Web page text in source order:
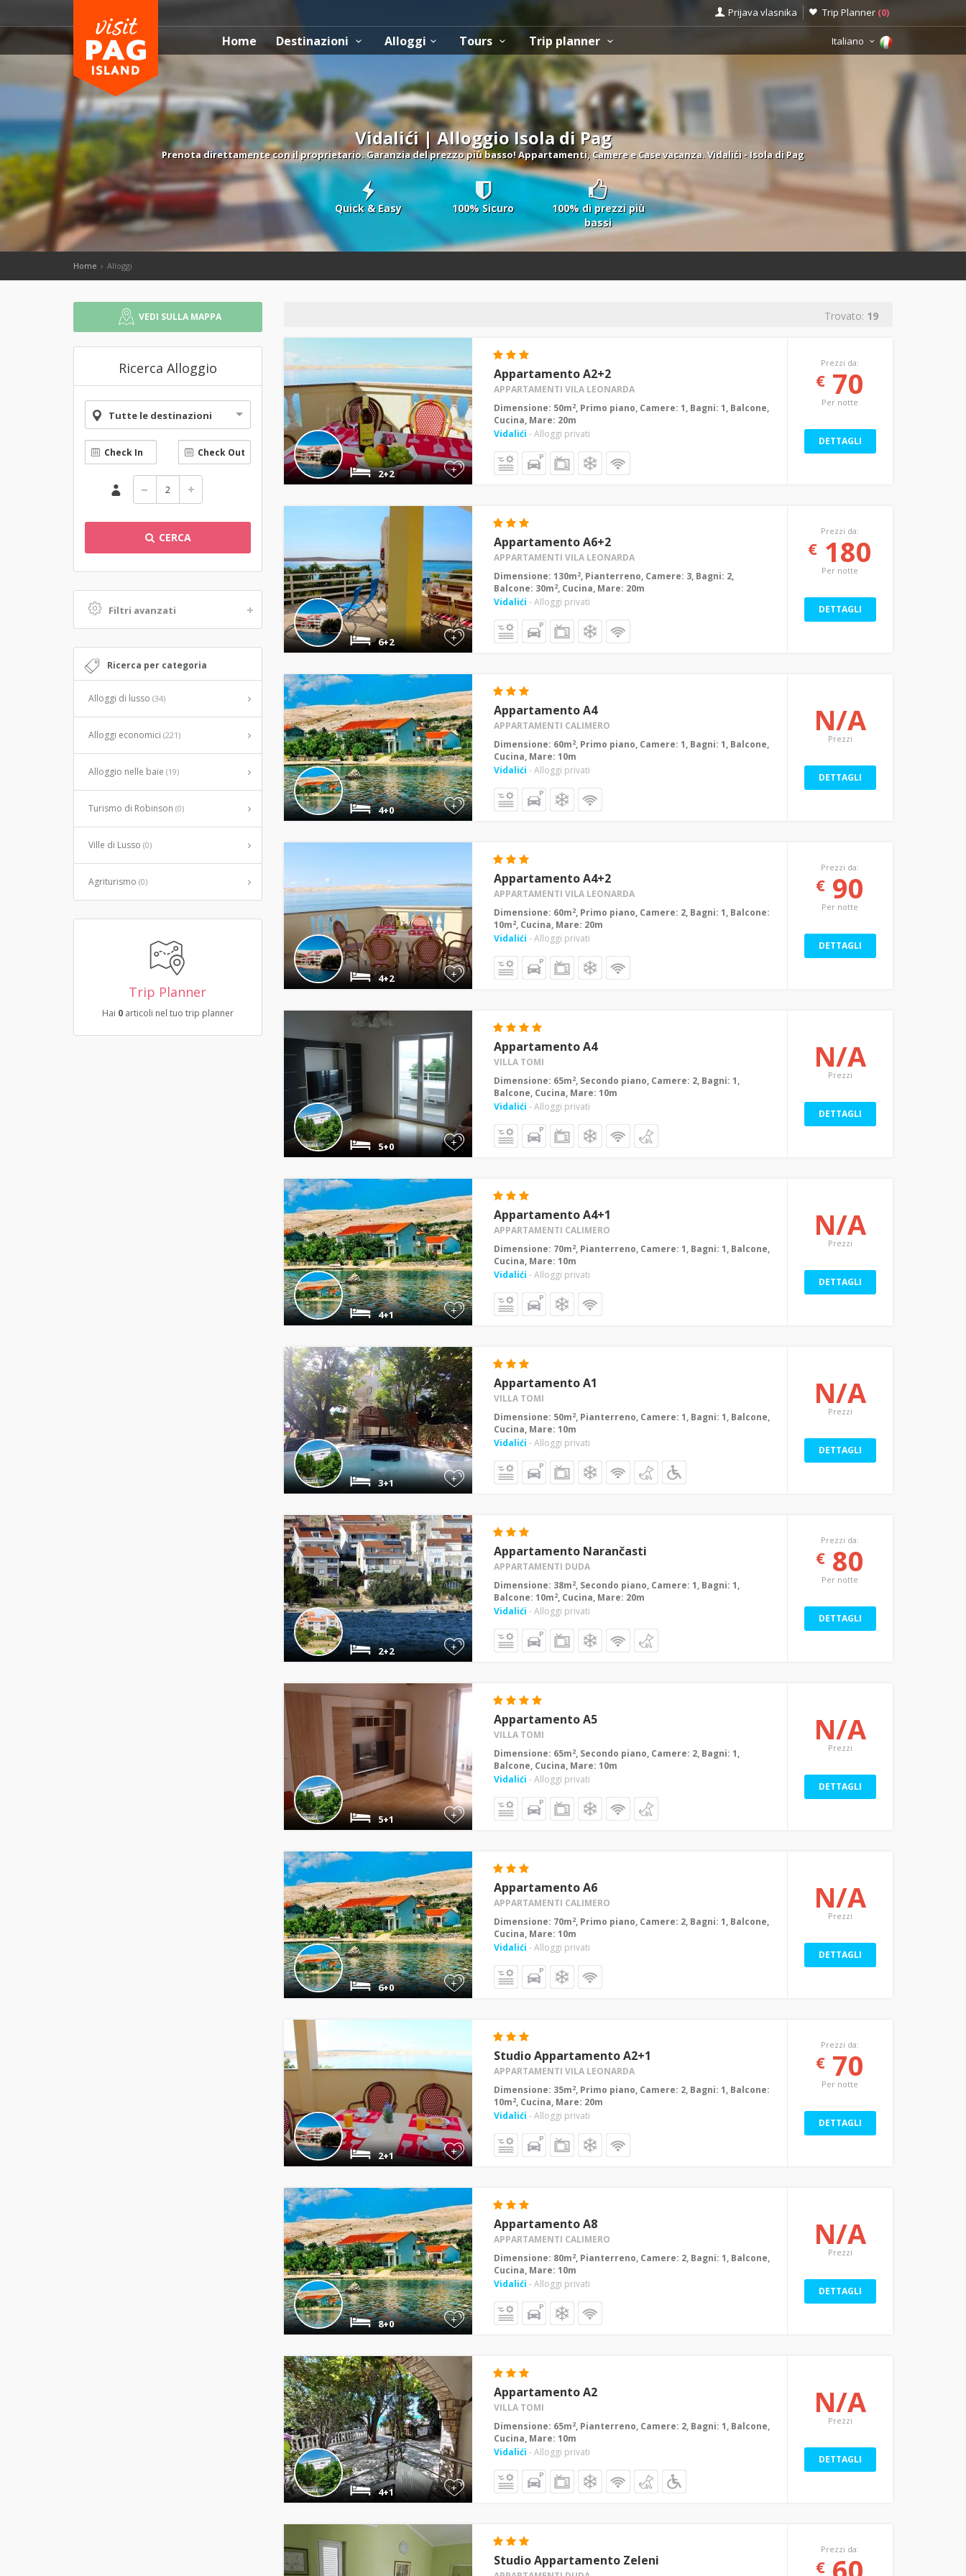
Prijava vlasnika Trip Planner (0)
Home Destinazioni Alloggi Tours Trip planner Italiano
Vidalići | Alloggio Isola di Pag
Prenota direttamente con il proprietario. Garanzia del prezzo più basso! Appartamenti, Camere e Case vacanza. Vidalići - Isola di Pag
Quick & Easy 100% Sicuro
100% di prezzi più
bassi
Home Alloggi
VEDI SULLA MAPPA
Ricerca Alloggio
Tutte le destinazioni
CERCA
Filtri avanzati
Ricerca per categoria
Alloggi di lusso (34)
Alloggi economici (221)
Alloggio nelle baie (19)
Turismo di Robinson (0)
Ville di Lusso (0)
Agriturismo (0)
Trip Planner
Hai 0articoli nel tuo trip planner
Trovato: 19
+
2+2
Appartamento A2+2
APPARTAMENTI VILA LEONARDA
Dimensione: 50m2, Primo piano, Camere: 1, Bagni: 1, Balcone,
Cucina, Mare: 20m
Vidalići - Alloggi privati
Prezzi da:
€ 70
Per notte
DETTAGLI
+
6+2
Appartamento A6+2
APPARTAMENTI VILA LEONARDA
Dimensione: 130m2, Pianterreno, Camere: 3, Bagni: 2,
Balcone: 30m2, Cucina, Mare: 20m
Vidalići - Alloggi privati
Prezzi da:
€ 180
Per notte
DETTAGLI
+
4+0
Appartamento A4
APPARTAMENTI CALIMERO
Dimensione: 60m2, Primo piano, Camere: 1, Bagni: 1, Balcone,
Cucina, Mare: 10m
Vidalići - Alloggi privati
N/A
Prezzi
DETTAGLI
+
4+2
Appartamento A4+2
APPARTAMENTI VILA LEONARDA
Dimensione: 60m2, Primo piano, Camere: 2, Bagni: 1, Balcone:
10m2, Cucina, Mare: 20m
Vidalići - Alloggi privati
Prezzi da:
€ 90
Per notte
DETTAGLI
+
5+0
Appartamento A4
VILLA TOMI
Dimensione: 65m2, Secondo piano, Camere: 2, Bagni: 1,
Balcone, Cucina, Mare: 10m
Vidalići - Alloggi privati
N/A
Prezzi
DETTAGLI
+
4+1
Appartamento A4+1
APPARTAMENTI CALIMERO
Dimensione: 70m2, Pianterreno, Camere: 1, Bagni: 1, Balcone,
Cucina, Mare: 10m
Vidalići - Alloggi privati
N/A
Prezzi
DETTAGLI
+
3+1
Appartamento A1
VILLA TOMI
Dimensione: 50m2, Pianterreno, Camere: 1, Bagni: 1, Balcone,
Cucina, Mare: 10m
Vidalići - Alloggi privati
N/A
Prezzi
DETTAGLI
+
2+2
Appartamento Narančasti
APPARTAMENTI DUDA
Dimensione: 38m2, Secondo piano, Camere: 1, Bagni: 1,
Balcone: 10m2, Cucina, Mare: 20m
Vidalići - Alloggi privati
Prezzi da:
€ 80
Per notte
DETTAGLI
+
5+1
Appartamento A5
VILLA TOMI
Dimensione: 65m2, Secondo piano, Camere: 2, Bagni: 1,
Balcone, Cucina, Mare: 10m
Vidalići - Alloggi privati
N/A
Prezzi
DETTAGLI
+
6+0
Appartamento A6
APPARTAMENTI CALIMERO
Dimensione: 70m2, Primo piano, Camere: 2, Bagni: 1, Balcone,
Cucina, Mare: 10m
Vidalići - Alloggi privati
N/A
Prezzi
DETTAGLI
+
2+1
Studio Appartamento A2+1
APPARTAMENTI VILA LEONARDA
Dimensione: 35m2, Primo piano, Camere: 2, Bagni: 1, Balcone:
10m2, Cucina, Mare: 20m
Vidalići - Alloggi privati
Prezzi da:
€ 70
Per notte
DETTAGLI
+
8+0
Appartamento A8
APPARTAMENTI CALIMERO
Dimensione: 80m2, Pianterreno, Camere: 2, Bagni: 1, Balcone,
Cucina, Mare: 10m
Vidalići - Alloggi privati
N/A
Prezzi
DETTAGLI
+
4+1
Appartamento A2
VILLA TOMI
Dimensione: 65m2, Pianterreno, Camere: 2, Bagni: 1, Balcone,
Cucina, Mare: 10m
Vidalići - Alloggi privati
N/A
Prezzi
DETTAGLI
Studio Appartamento Zeleni
Prezzi da:
€